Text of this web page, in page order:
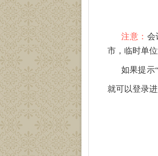
注意： 会
市，临时单
如果提示
就可以登录